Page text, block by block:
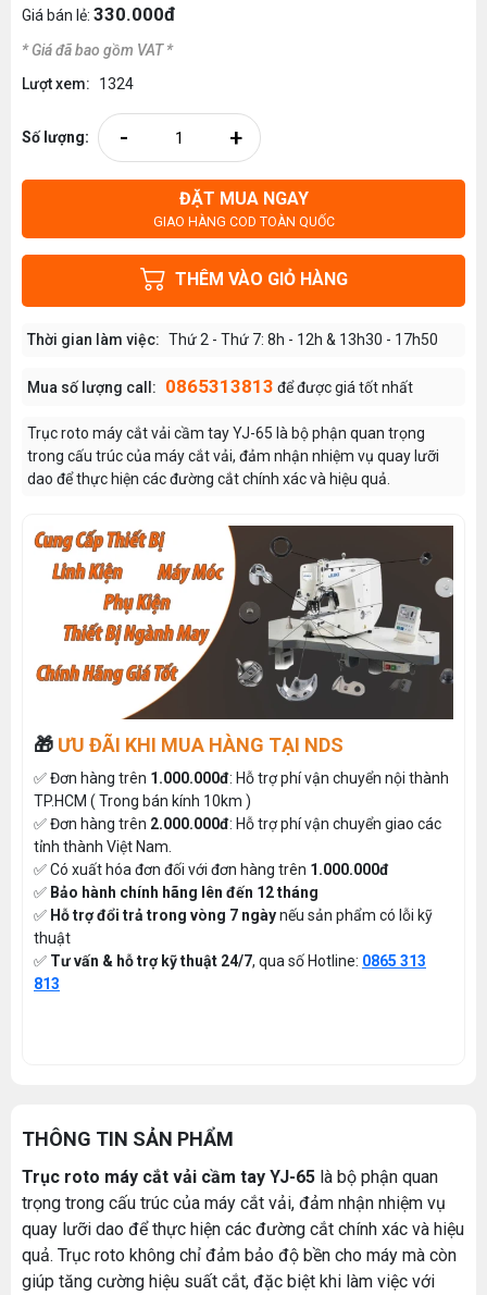
Giá bán lẻ: 330.000đ
* Giá đã bao gồm VAT *
Lượt xem:
1324
Số lượng: - +
ĐẶT MUA NGAY
GIAO HÀNG COD TOÀN QUỐC
THÊM VÀO GIỎ HÀNG
Thời gian làm việc: Thứ 2 - Thứ 7: 8h - 12h & 13h30 - 17h50
Mua số lượng call: 0865313813 để được giá tốt nhất
Trục roto máy cắt vải cầm tay YJ-65 là bộ phận quan trọng
trong cấu trúc của máy cắt vải, đảm nhận nhiệm vụ quay lưỡi
dao để thực hiện các đường cắt chính xác và hiệu quả.
🎁 ƯU ĐÃI KHI MUA HÀNG TẠI NDS
✅ Đơn hàng trên 1.000.000đ: Hỗ trợ phí vận chuyển nội thành
TP.HCM ( Trong bán kính 10km )
✅ Đơn hàng trên 2.000.000đ: Hỗ trợ phí vận chuyển giao các
tỉnh thành Việt Nam.
✅ Có xuất hóa đơn đối với đơn hàng trên 1.000.000đ
✅ Bảo hành chính hãng lên đến 12 tháng
✅ Hỗ trợ đổi trả trong vòng 7 ngàynếu sản phẩm có lỗi kỹ
thuật
✅ Tư vấn & hỗ trợ kỹ thuật 24/7, qua số Hotline: 0865 313
813
THÔNG TIN SẢN PHẨM
Trục roto máy cắt vải cầm tay YJ-65 là bộ phận quan
trọng trong cấu trúc của máy cắt vải, đảm nhận nhiệm vụ
quay lưỡi dao để thực hiện các đường cắt chính xác và hiệu
quả. Trục roto không chỉ đảm bảo độ bền cho máy mà còn
giúp tăng cường hiệu suất cắt, đặc biệt khi làm việc với